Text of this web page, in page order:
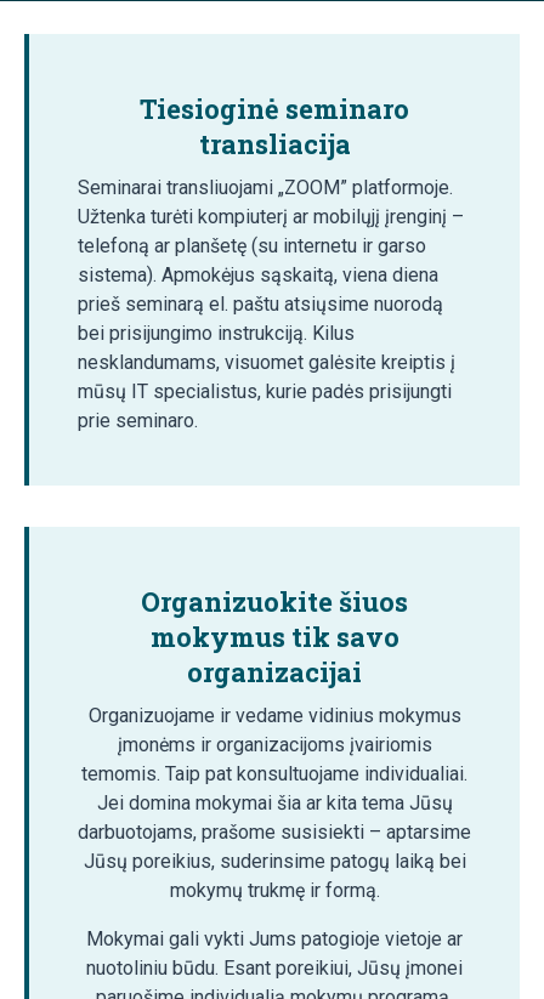
Tiesioginė seminaro
transliacija
Seminarai transliuojami „ZOOM” platformoje.
Užtenka turėti kompiuterį ar mobilųjį įrenginį –
telefoną ar planšetę (su internetu ir garso
sistema). Apmokėjus sąskaitą, viena diena
prieš seminarą el. paštu atsiųsime nuorodą
bei prisijungimo instrukciją. Kilus
nesklandumams, visuomet galėsite kreiptis į
mūsų IT specialistus, kurie padės prisijungti
prie seminaro.
Organizuokite šiuos
mokymus tik savo
organizacijai
Organizuojame ir vedame vidinius mokymus
įmonėms ir organizacijoms įvairiomis
temomis. Taip pat konsultuojame individualiai.
Jei domina mokymai šia ar kita tema Jūsų
darbuotojams, prašome susisiekti – aptarsime
Jūsų poreikius, suderinsime patogų laiką bei
mokymų trukmę ir formą.
Mokymai gali vykti Jums patogioje vietoje ar
nuotoliniu būdu. Esant poreikiui, Jūsų įmonei